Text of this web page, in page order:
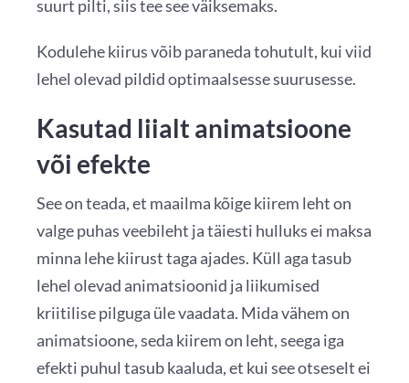
suurt pilti, siis tee see väiksemaks.
Kodulehe kiirus võib paraneda tohutult, kui viid
lehel olevad pildid optimaalsesse suurusesse.
Kasutad liialt animatsioone
või efekte
See on teada, et maailma kõige kiirem leht on
valge puhas veebileht ja täiesti hulluks ei maksa
minna lehe kiirust taga ajades. Küll aga tasub
lehel olevad animatsioonid ja liikumised
kriitilise pilguga üle vaadata. Mida vähem on
animatsioone, seda kiirem on leht, seega iga
efekti puhul tasub kaaluda, et kui see otseselt ei